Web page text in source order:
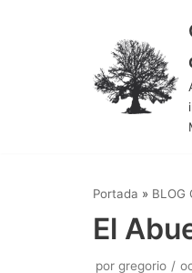
Portada » BLOG
El
por gregorio